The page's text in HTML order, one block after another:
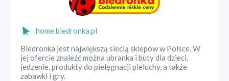
home.biedronka.pl
Biedronka jest największą siecią sklepów w Polsce. W
jej ofercie znaleźć można ubranka i buty dla dzieci,
jedzenie, produkty do pielęgnacji pieluchy, a także
zabawki i gry.